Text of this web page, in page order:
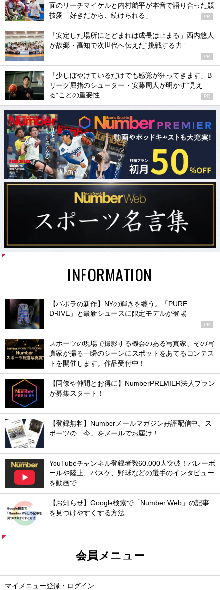
面のリーチマイケルと内村航平が本音で語り合った競
技愛「好きだから、続けられる」
PR
「安定した場所にとどまれば成長は止まる」西内悠人
が故郷・高知で次世代へ伝えた“挑戦する力”
PR
「少しぼやけているだけでも感覚が狂ってきます」B
リーグ屈指のシューター・安藤周人が明かす“見え
る”ことの重要性
PR
INFORMATION
【バボラの新作】NYの輝きを纏う。「PURE
DRIVE」と最新シューズに限定モデルが登場
PR
スポーツの現場で撮影する機会のある写真家、その写
真家が撮る一瞬のシーンにスポットをあてるコンテス
トを開催します。作品受付中！
【同僚や仲間とお得に】NumberPREMIER法人プラン
が募集スタート！
【登録無料】Numberメールマガジン好評配信中。ス
ポーツの「今」をメールでお届け！
YouTubeチャンネル登録者数60,000人突破！バレーボ
ールや陸上、バスケ、野球などの選手のインタビュー
を動画で
【お知らせ】Google検索で「Number Web」の記事
を見つけやすくする方法
会員メニュー
マイメニュー登録・ログイン